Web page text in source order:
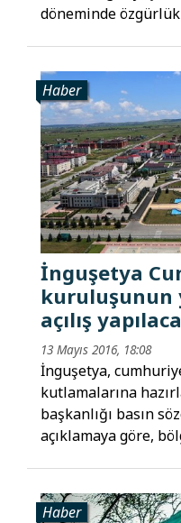
döneminde
Haber
İnguşetya
kuruluşunun
açılış
13 Mayıs 2016, 18:08
İnguşetya,
kutlamalarına
başkanlığı basın
açıklamaya göre,
Haber